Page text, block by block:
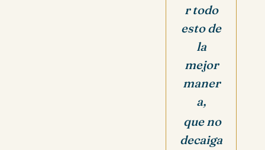
r todo
esto de
la
mejor
maner
a,
que no
decaiga